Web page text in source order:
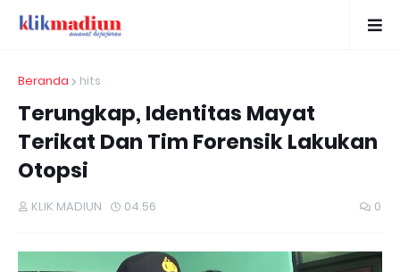
Beranda hits
Terungkap, Identitas Mayat
Terikat Dan Tim Forensik Lakukan
Otopsi
KLIK MADIUN 04.56 0